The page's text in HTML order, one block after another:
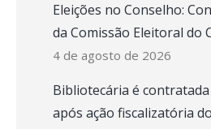
Eleições no Conselho:
da Comissão Eleitoral do
4 de agosto de 2026
Bibliotecária é
após ação fiscalizatória